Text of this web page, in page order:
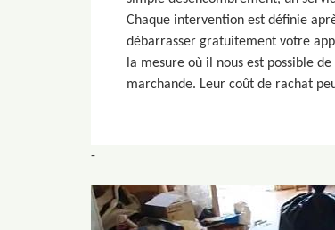
Chaque intervention est définie
débarrasser gratuitement votre
la mesure où il nous est possible
marchande. Leur coût de rachat
-